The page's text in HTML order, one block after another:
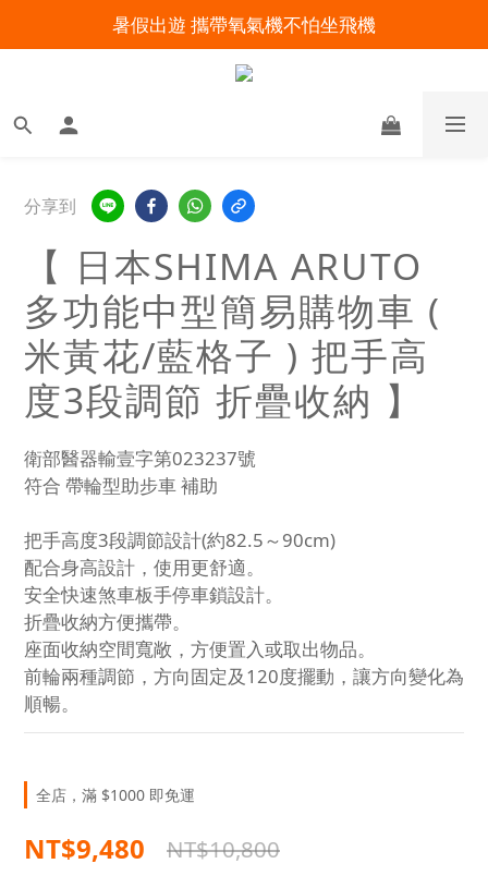
明陽來村全館免運優惠中
暑假出遊 攜帶氧氣機不怕坐飛機
明陽來村全館免運優惠中
分享到
【 日本SHIMA ARUTO
多功能中型簡易購物車 (
米黃花/藍格子 ) 把手高
度3段調節 折疊收納 】
衛部醫器輸壹字第023237號
符合 帶輪型助步車 補助
把手高度3段調節設計(約82.5～90cm)
配合身高設計，使用更舒適。
安全快速煞車板手停車鎖設計。
折疊收納方便攜帶。
座面收納空間寬敞，方便置入或取出物品。
前輪兩種調節，方向固定及120度擺動，讓方向變化為
順暢。
全店，滿 $1000 即免運
NT$9,480 NT$10,800